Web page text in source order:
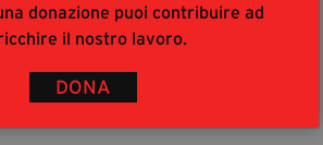
donazione puoi contribuire ad
il nostro lavoro.
DONA